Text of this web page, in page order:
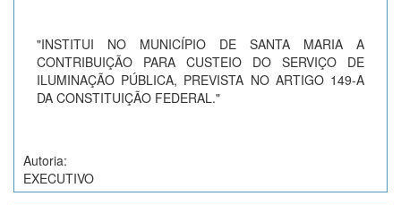
"INSTITUI NO MUNICÍPIO DE SANTA MARIA A
CONTRIBUIÇÃO PARA CUSTEIO DO SERVIÇO DE
ILUMINAÇÃO PÚBLICA, PREVISTA NO ARTIGO 149-A
DA CONSTITUIÇÃO FEDERAL."
Autoria:
EXECUTIVO